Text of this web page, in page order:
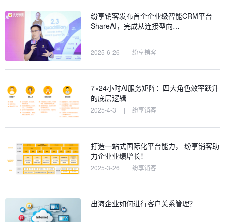
纷享销客发布首个企业级智能CRM平台
ShareAI，完成从连接型向…
2025-6-26 | 纷享销客
7×24小时AI服务矩阵：四大角色效率跃升
的底层逻辑
2025-4-3 | 纷享销客
打造一站式国际化平台能力， 纷享销客助
力企业业绩增长！
2025-3-26 | 纷享销客
出海企业如何进行客户关系管理？